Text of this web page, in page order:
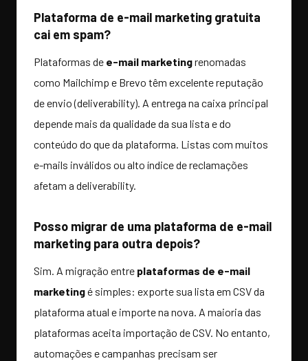
Plataforma de e-mail marketing gratuita
cai em spam?
Plataformas de e-mail marketingrenomadas
como Mailchimp e Brevo têm excelente reputação
de envio (deliverability). A entrega na caixa principal
depende mais da qualidade da sua lista e do
conteúdo do que da plataforma. Listas com muitos
e-mails inválidos ou alto índice de reclamações
afetam a deliverability.
Posso migrar de uma plataforma de e-mail
marketing para outra depois?
Sim. A migração entre plataformas de e-mail
marketingé simples: exporte sua lista em CSV da
plataforma atual e importe na nova. A maioria das
plataformas aceita importação de CSV. No entanto,
automações e campanhas precisam ser